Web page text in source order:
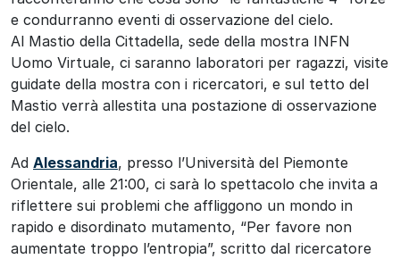
e condurranno eventi di osservazione del cielo.
Al Mastio della Cittadella, sede della mostra INFN
Uomo Virtuale, ci saranno laboratori per ragazzi, visite
guidate della mostra con i ricercatori, e sul tetto del
Mastio verrà allestita una postazione di osservazione
del cielo.
Ad Alessandria, presso l’Università del Piemonte
Orientale, alle 21:00, ci sarà lo spettacolo che invita a
riflettere sui problemi che affliggono un mondo in
rapido e disordinato mutamento, “Per favore non
aumentate troppo l’entropia”, scritto dal ricercatore